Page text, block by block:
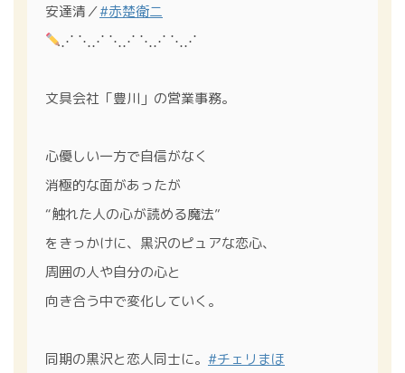
安達清／#赤楚衛二
⋰ ⋱⋰ ⋱⋰ ⋱⋰ ⋱⋰
文具会社「豊川」の営業事務。
心優しい一方で自信がなく
消極的な面があったが
“触れた人の心が読める魔法”
をきっかけに、黒沢のピュアな恋心、
周囲の人や自分の心と
向き合う中で変化していく。
同期の黒沢と恋人同士に。 #チェリまほ